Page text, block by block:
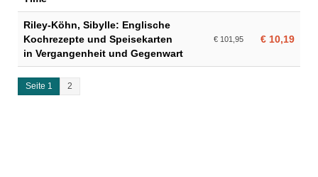
Riley-Köhn, Sibylle: Englische
Kochrezepte und Speisekarten
in Vergangenheit und Gegenwart
€ 101,95 € 10,19
Seite 1 2